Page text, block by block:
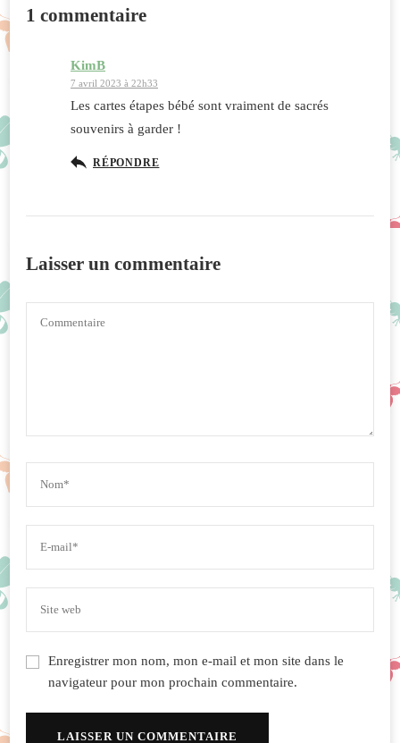
1 commentaire
KimB
7 avril 2023 à 22h33
Les cartes étapes bébé sont vraiment de sacrés
souvenirs à garder !
RÉPONDRE
Laisser un commentaire
Enregistrer mon nom, mon e-mail et mon site dans le
navigateur pour mon prochain commentaire.